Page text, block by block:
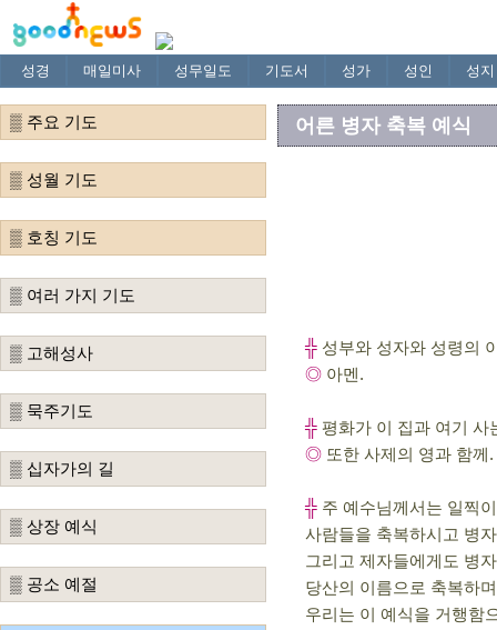
성경 매일미사 성무일도 기도서 성가 성인 성지
▒ 주요 기도
▒ 성월 기도
▒ 호칭 기도
▒ 여러 가지 기도
▒ 고해성사
▒ 묵주기도
▒ 십자가의 길
▒ 상장 예식
▒ 공소 예절
어른 병자 축복 예식
╬ 성부와 성자와 성령의
◎ 아멘.
╬ 평화가 이 집과 여기 사
◎ 또한 사제의 영과 함께.
╬ 주 예수님께서는 일찍
사람들을 축복하시고 병
그리고 제자들에게도 병
당산의 이름으로 축복하
우리는 이 예식을 거행함